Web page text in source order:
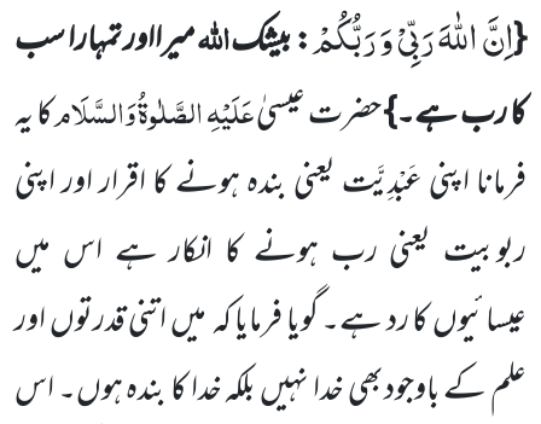
{اِنَّ اللّٰهَ رَبِّیْ وَ رَبُّكُمْ: بیشکاللہمیرااور تمہارا سب
کا رب ہے۔}حضرت عیسیٰعَلَیْہِ الصَّلٰوۃُ وَالسَّلَامکا یہ
فرمانا اپنی عَبْدِیَّت یعنی بندہ ہونے کا اقرار اور اپنی
ربوبیت یعنی رب ہونے کا انکار ہے اس میں
عیسائیوں کا رد ہے۔ گویا فرمایا کہمیں اتنی قدرتوں اور
علم کے باوجودبھی خدا نہیں بلکہ خدا کا بندہ ہوں۔ اس